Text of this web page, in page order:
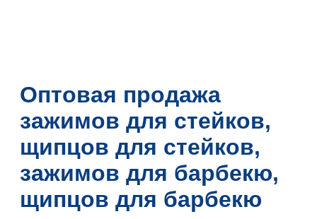
Оптовая продажа
зажимов для стейков,
щипцов для стейков,
зажимов для барбекю,
щипцов для барбекю